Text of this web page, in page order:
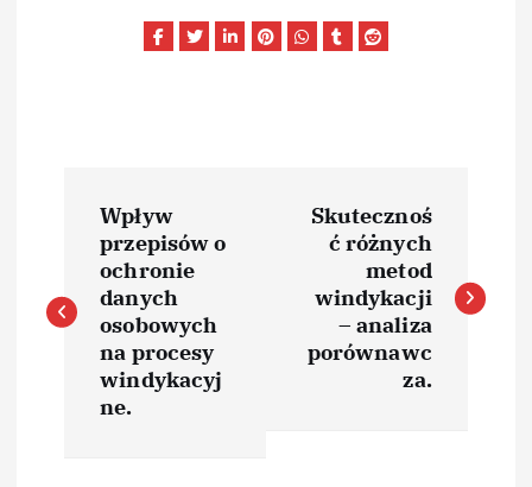
w
Wpływ
przepisów o
ochronie
danych
osobowych
na procesy
windykacyj
ne.
Skutecznoś
ć różnych
metod
windykacji
– analiza
porównawc
za.